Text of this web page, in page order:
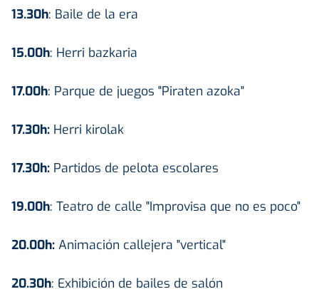
13.30h: Baile de la era
15.00h: Herri bazkaria
17.00h: Parque de juegos "Piraten azoka"
17.30h: Herri kirolak
17.30h: Partidos de pelota escolares
19.00h: Teatro de calle "Improvisa que no es poco"
20.00h: Animación callejera "vertical"
20.30h: Exhibición de bailes de salón